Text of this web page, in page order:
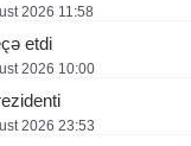
2026 11:58
etdi
2026 10:00
2026 23:53